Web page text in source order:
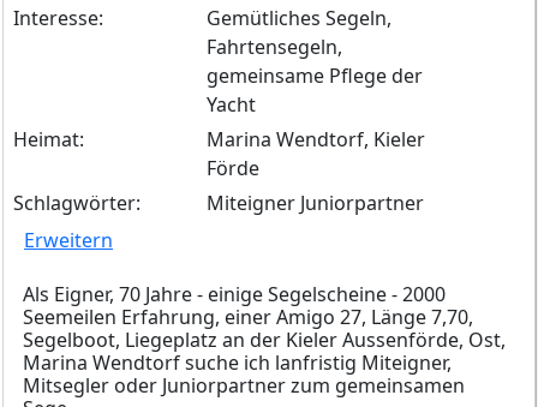
Interesse:
Gemütliches Segeln,
Fahrtensegeln,
gemeinsame Pflege der
Yacht
Heimat:
Marina Wendtorf, Kieler
Förde
Schlagwörter:
Miteigner Juniorpartner
Erweitern
Als Eigner, 70 Jahre - einige Segelscheine - 2000
Seemeilen Erfahrung, einer Amigo 27, Länge 7,70,
Segelboot, Liegeplatz an der Kieler Aussenförde, Ost,
Marina Wendtorf suche ich lanfristig Miteigner,
Mitsegler oder Juniorpartner zum gemeinsamen